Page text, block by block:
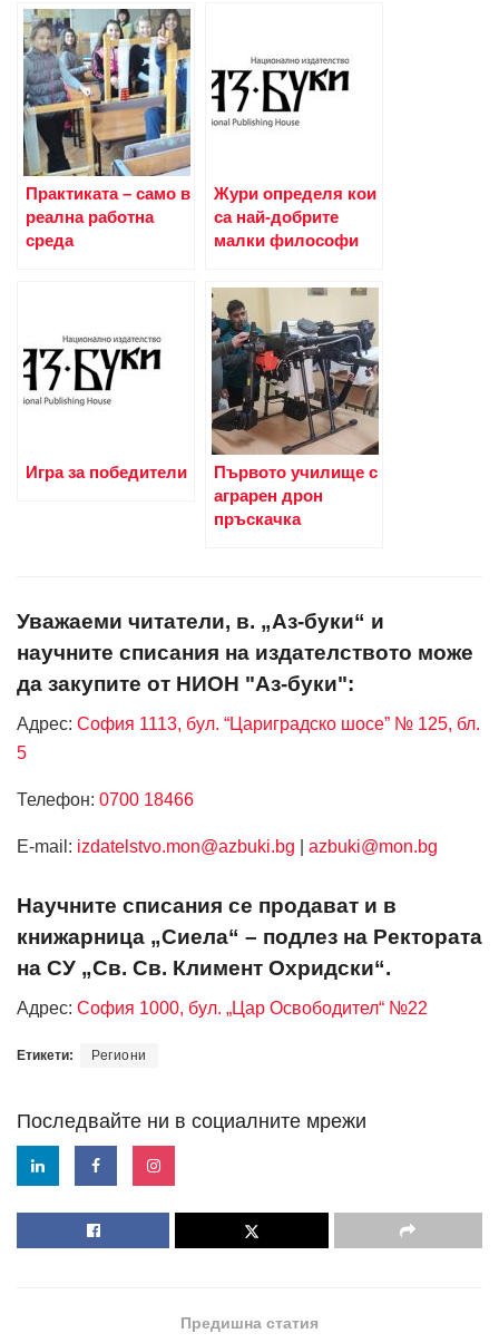
Практиката – само в
реална работна
среда
Жури определя кои
са най-добрите
малки философи
Игра за победители
Първото училище с
аграрен дрон
пръскачка
Уважаеми читатели, в. „Аз-буки“ и
научните списания на издателството може
да закупите от НИОН "Аз-буки":
Адрес: София 1113, бул. “Цариградско шосе” № 125, бл.
5
Телефон: 0700 18466
Е-mail: izdatelstvo.mon@azbuki.bg azbuki@mon.bg
Научните списания се продават и в
книжарница „Сиела“ – подлез на Ректората
на СУ „Св. Св. Климент Охридски“.
Адрес: София 1000, бул. „Цар Освободител“ №22
Етикети: Региони
Последвайте ни в социалните мрежи
Предишна статия